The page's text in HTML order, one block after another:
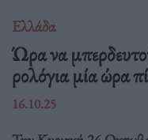
Ελλάδα
Ώρα να
ρολόγια μία ώρα
16.10.25